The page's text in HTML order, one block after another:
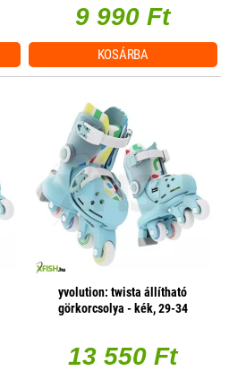
9 990 Ft
KOSÁRBA
yvolution: twista állítható
görkorcsolya - kék, 29-34
13 550 Ft